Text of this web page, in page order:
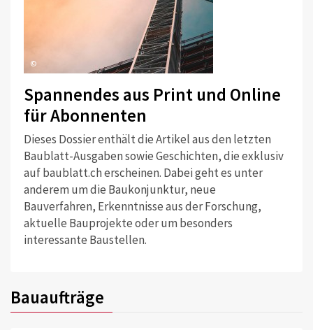
©
Spannendes aus Print und Online
für Abonnenten
Dieses Dossier enthält die Artikel aus den letzten
Baublatt-Ausgaben sowie Geschichten, die exklusiv
auf baublatt.ch erscheinen. Dabei geht es unter
anderem um die Baukonjunktur, neue
Bauverfahren, Erkenntnisse aus der Forschung,
aktuelle Bauprojekte oder um besonders
interessante Baustellen.
Bauaufträge